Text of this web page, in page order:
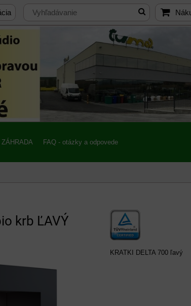
FAQ - otázky a odpovede
krb ĽAVÝ
KRATKI DELTA 700 ľavý